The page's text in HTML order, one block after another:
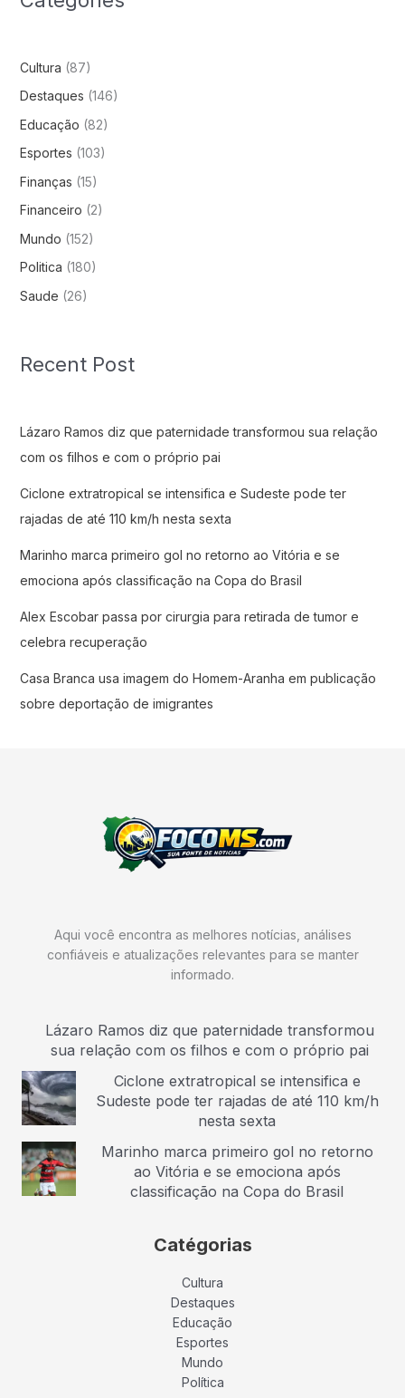
Cultura (87)
Destaques (146)
Educação (82)
Esportes (103)
Finanças (15)
Financeiro (2)
Mundo (152)
Politica (180)
Saude (26)
Recent Post
Lázaro Ramos diz que paternidade transformou sua relação
com os filhos e com o próprio pai
Ciclone extratropical se intensifica e Sudeste pode ter
rajadas de até 110 km/h nesta sexta
Marinho marca primeiro gol no retorno ao Vitória e se
emociona após classificação na Copa do Brasil
Alex Escobar passa por cirurgia para retirada de tumor e
celebra recuperação
Casa Branca usa imagem do Homem-Aranha em publicação
sobre deportação de imigrantes
Aqui você encontra as melhores notícias, análises
confiáveis e atualizações relevantes para se manter
informado.
Lázaro Ramos diz que paternidade transformou
sua relação com os filhos e com o próprio pai
Ciclone extratropical se intensifica e
Sudeste pode ter rajadas de até 110 km/h
nesta sexta
Marinho marca primeiro gol no retorno
ao Vitória e se emociona após
classificação na Copa do Brasil
Catégorias
Cultura
Destaques
Educação
Esportes
Mundo
Política